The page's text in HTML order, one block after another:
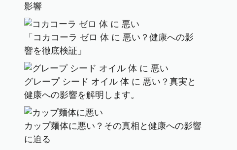
影響
「コカコーラ ゼロ 体 に 悪い？健康への影
響を徹底検証」
グレープ シード オイル 体 に 悪い？真実と
健康への影響を解明します。
カップ麺体に悪い？その真相と健康への影響
に迫る